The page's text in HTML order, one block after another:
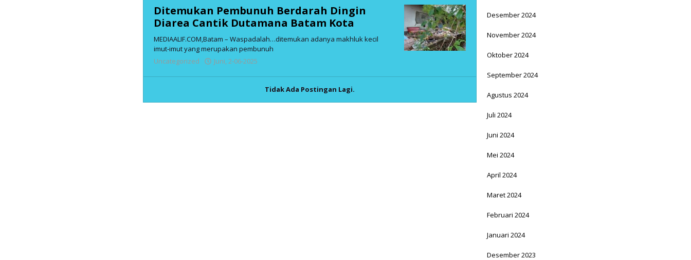
Ditemukan Pembunuh Berdarah Dingin
Diarea Cantik Dutamana Batam Kota
MEDIAALIF.COM,Batam – Waspadalah…ditemukan adanya makhluk kecil
imut-imut yang merupakan pembunuh
Uncategorized
Juni, 2-06-2025
Tidak Ada Postingan Lagi.
Desember 2024
November 2024
Oktober 2024
September 2024
Agustus 2024
Juli 2024
Juni 2024
Mei 2024
April 2024
Maret 2024
Februari 2024
Januari 2024
Desember 2023